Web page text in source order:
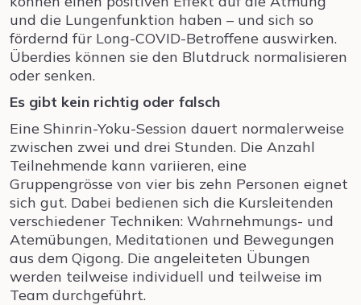
und die Lungenfunktion haben – und sich so
fördernd für Long-COVID-Betroffene auswirken.
Überdies können sie den Blutdruck normalisieren
oder senken.
Es gibt kein richtig oder falsch
Eine Shinrin-Yoku-Session dauert normalerweise
zwischen zwei und drei Stunden. Die Anzahl
Teilnehmende kann variieren, eine
Gruppengrösse von vier bis zehn Personen eignet
sich gut. Dabei bedienen sich die Kursleitenden
verschiedener Techniken: Wahrnehmungs- und
Atemübungen, Meditationen und Bewegungen
aus dem Qigong. Die angeleiteten Übungen
werden teilweise individuell und teilweise im
Team durchgeführt.